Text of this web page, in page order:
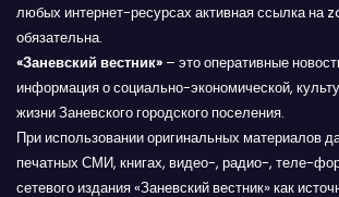
любых интернет-ресурсах активная ссылка на
обязательна.
«Заневский вестник» – это оперативные
информация о социально-экономической,
жизни Заневского городского поселения.
При использовании оригинальных материалов
печатных СМИ, книгах, видео-, радио-, теле-
сетевого издания «Заневский вестник» как